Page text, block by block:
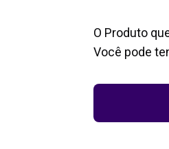
O Produto
Você pode